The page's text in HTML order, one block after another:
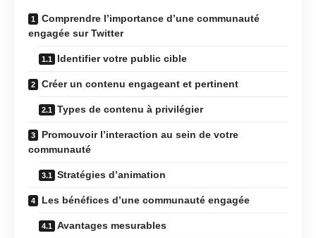
Comprendre l’importance d’une communauté
engagée sur Twitter
Identifier votre public cible
Créer un contenu engageant et pertinent
Types de contenu à privilégier
Promouvoir l’interaction au sein de votre
communauté
Stratégies d’animation
Les bénéfices d’une communauté engagée
Avantages mesurables